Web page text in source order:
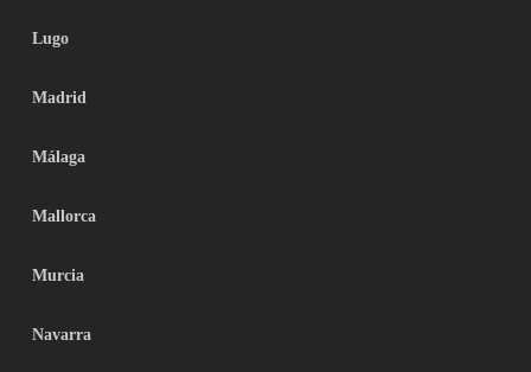
Lugo
Madrid
Málaga
Mallorca
Murcia
Navarra